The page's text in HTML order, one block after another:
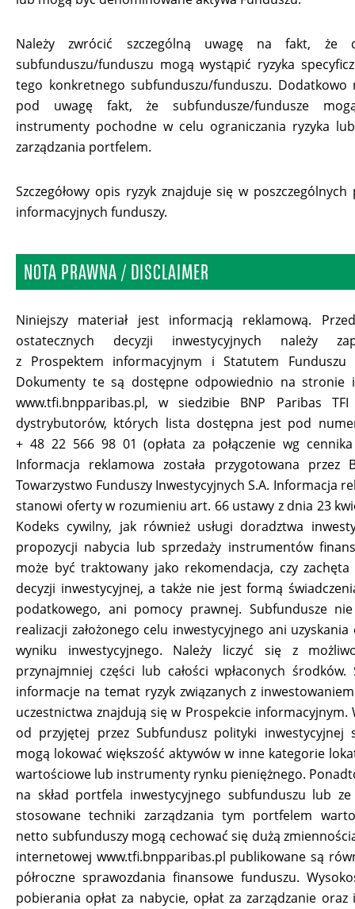
Należy zwrócić szczególną uwagę na fakt, że
subfunduszu/funduszu mogą wystąpić ryzyka
tego konkretnego subfunduszu/funduszu. Dodatkowo
pod uwagę fakt, że subfundusze/fundusze
instrumenty pochodne w celu ograniczania ryzyka
zarządzania portfelem.
Szczegółowy opis ryzyk znajduje się w
informacyjnych funduszy.
NOTA PRAWNA / DISCLAIMER
Niniejszy materiał jest informacją reklamową.
ostatecznych decyzji inwestycyjnych należy
z Prospektem informacyjnym i Statutem Funduszu
Dokumenty te są dostępne odpowiednio na stronie
www.tfi.bnpparibas.pl, w siedzibie BNP Paribas
dystrybutorów, których lista dostępna jest pod
+ 48 22 566 98 01 (opłata za połączenie wg
Informacja reklamowa została przygotowana przez
Towarzystwo Funduszy Inwestycyjnych S.A. Informacja
stanowi oferty w rozumieniu art. 66 ustawy z dnia 23
Kodeks cywilny, jak również usługi doradztwa
propozycji nabycia lub sprzedaży instrumentów
może być traktowany jako rekomendacja, czy
decyzji inwestycyjnej, a także nie jest formą
podatkowego, ani pomocy prawnej. Subfundusze
realizacji założonego celu inwestycyjnego ani
wyniku inwestycyjnego. Należy liczyć się z
przynajmniej części lub całości wpłaconych środków.
informacje na temat ryzyk związanych z
uczestnictwa znajdują się w Prospekcie informacyjnym.
od przyjętej przez Subfundusz polityki inwestycyjnej
mogą lokować większość aktywów w inne kategorie
wartościowe lub instrumenty rynku pieniężnego.
na skład portfela inwestycyjnego subfunduszu lub
stosowane techniki zarządzania tym portfelem
netto subfunduszy mogą cechować się dużą
internetowej www.tfi.bnpparibas.pl publikowane są
półroczne sprawozdania finansowe funduszu.
pobierania opłat za nabycie, opłat za zarządzanie oraz